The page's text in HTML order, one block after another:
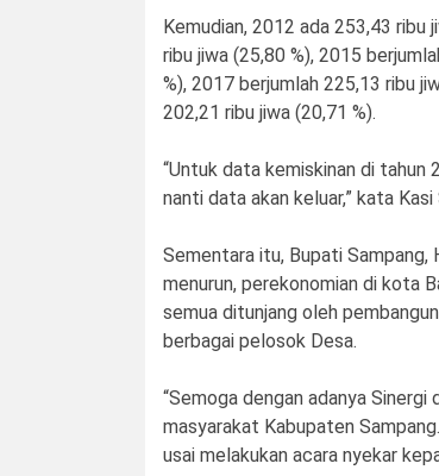
Kemudian, 2012 ada 253,43 ribu
ribu jiwa (25,80 %), 2015
%), 2017 berjumlah 225,13 ribu
202,21 ribu jiwa (20,71 %).
“Untuk data kemiskinan di tahun
nanti data akan keluar,” kata
Sementara itu, Bupati Sampang,
menurun, perekonomian di kota
semua ditunjang oleh
berbagai pelosok Desa.
“Semoga dengan adanya
masyarakat Kabupaten
usai melakukan acara nyekar